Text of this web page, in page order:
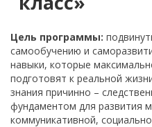
Цель программы:
самообучению и
навыки, которые
подготовят к реальной
знания причинно –
фундаментом для развития
коммуникативной,